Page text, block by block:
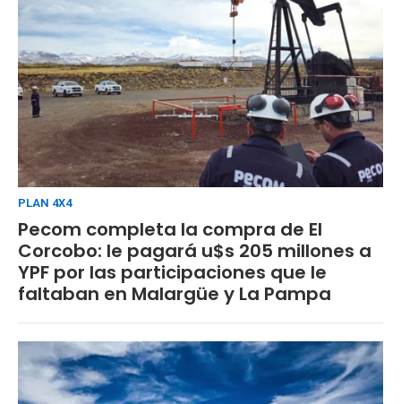
PLAN 4X4
Pecom completa la compra de El
Corcobo: le pagará u$s 205 millones a
YPF por las participaciones que le
faltaban en Malargüe y La Pampa